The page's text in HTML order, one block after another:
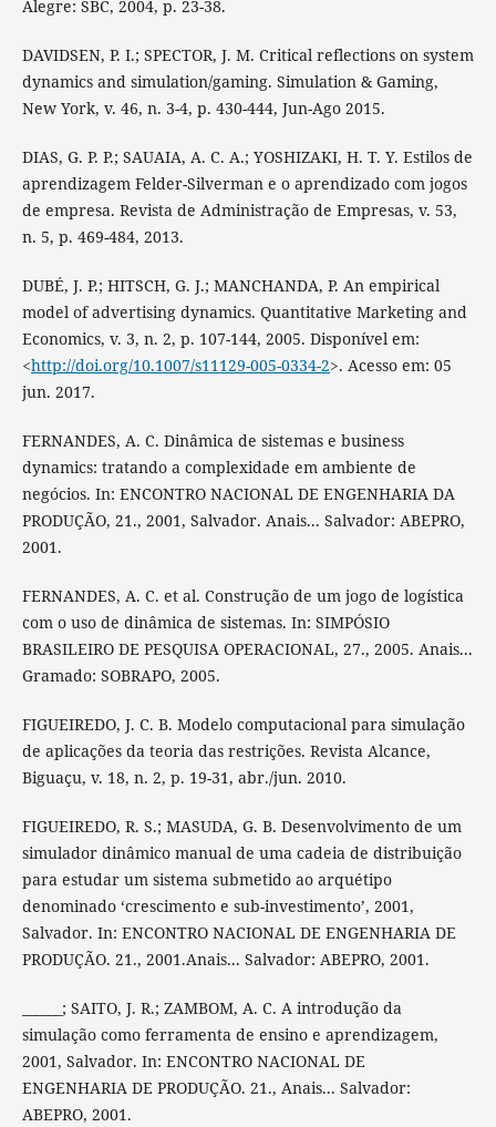
Alegre: SBC, 2004, p. 23-38.
DAVIDSEN, P. I.; SPECTOR, J. M. Critical reflections on system
dynamics and simulation/gaming. Simulation & Gaming,
New York, v. 46, n. 3-4, p. 430-444, Jun-Ago 2015.
DIAS, G. P. P.; SAUAIA, A. C. A.; YOSHIZAKI, H. T. Y. Estilos de
aprendizagem Felder-Silverman e o aprendizado com jogos
de empresa. Revista de Administração de Empresas, v. 53,
n. 5, p. 469-484, 2013.
DUBÉ, J. P.; HITSCH, G. J.; MANCHANDA, P. An empirical
model of advertising dynamics. Quantitative Marketing and
Economics, v. 3, n. 2, p. 107-144, 2005. Disponível em:
<http://doi.org/10.1007/s11129-005-0334-2>. Acesso em: 05
jun. 2017.
FERNANDES, A. C. Dinâmica de sistemas e business
dynamics: tratando a complexidade em ambiente de
negócios. In: ENCONTRO NACIONAL DE ENGENHARIA DA
PRODUÇÃO, 21., 2001, Salvador. Anais... Salvador: ABEPRO,
2001.
FERNANDES, A. C. et al. Construção de um jogo de logística
com o uso de dinâmica de sistemas. In: SIMPÓSIO
BRASILEIRO DE PESQUISA OPERACIONAL, 27., 2005. Anais...
Gramado: SOBRAPO, 2005.
FIGUEIREDO, J. C. B. Modelo computacional para simulação
de aplicações da teoria das restrições. Revista Alcance,
Biguaçu, v. 18, n. 2, p. 19-31, abr./jun. 2010.
FIGUEIREDO, R. S.; MASUDA, G. B. Desenvolvimento de um
simulador dinâmico manual de uma cadeia de distribuição
para estudar um sistema submetido ao arquétipo
denominado ‘crescimento e sub-investimento’, 2001,
Salvador. In: ENCONTRO NACIONAL DE ENGENHARIA DE
PRODUÇÃO. 21., 2001.Anais... Salvador: ABEPRO, 2001.
______; SAITO, J. R.; ZAMBOM, A. C. A introdução da
simulação como ferramenta de ensino e aprendizagem,
2001, Salvador. In: ENCONTRO NACIONAL DE
ENGENHARIA DE PRODUÇÃO. 21., Anais... Salvador:
ABEPRO, 2001.